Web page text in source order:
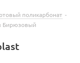
поликарбонат -
Бирюзовый